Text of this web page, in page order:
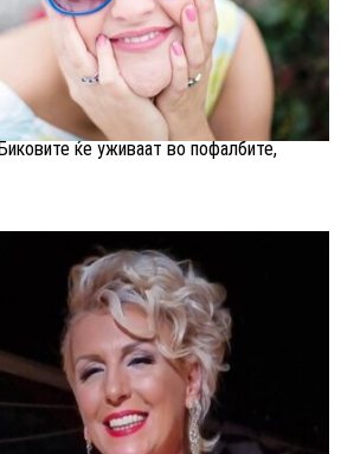
ќе уживаат во пофалбите,